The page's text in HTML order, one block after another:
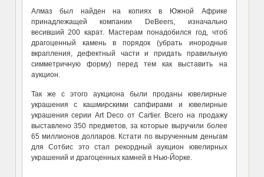
Алмаз был найден на копиях в Южной Африке
принадлежащей компании DeBeers, изначально
весивший 200 карат. Мастерам понадобился год, чтоб
драгоценный камень в порядок (убрать инородные
вкрапления, дефектный части и придать правильную
симметричную форму) перед тем как выставить на
аукцион.
Так же с этого аукциона были проданы ювелирные
украшения с кашмирскими сапфирами и ювелирные
украшения серии Art Deco от Cartier. Всего на продажу
выставлено 350 предметов, за которые выручили более
65 миллионов долларов. Кстати по вырученным деньгам
для Сотбис это стал рекордный аукцион ювелирных
украшений и драгоценных камней в Нью-Йорке.